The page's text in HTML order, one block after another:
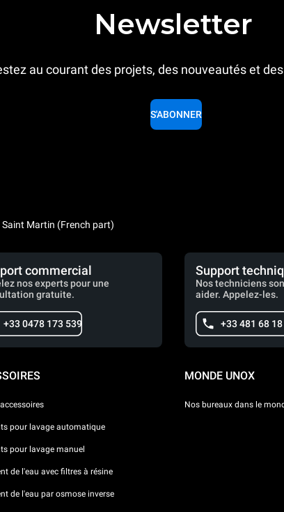
Newsletter
au courant des projets, des nouveautés et
S'ABONNER
Saint Martin (French part)
commercial
nos experts pour une
gratuite.
+33 0478 173 539
Support
Nos techniciens
aider. Appelez-les.
+33 481 68 18
pour lavage automatique
pour lavage manuel
de l'eau avec filtres à résine
de l'eau par osmose inverse
MONDE UNOX
Nos bureaux dans le